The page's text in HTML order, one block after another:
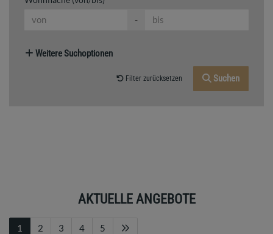
-
Weitere Suchoptionen
Filter zurücksetzen Suchen
AKTUELLE ANGEBOTE
1 2 3 4 5